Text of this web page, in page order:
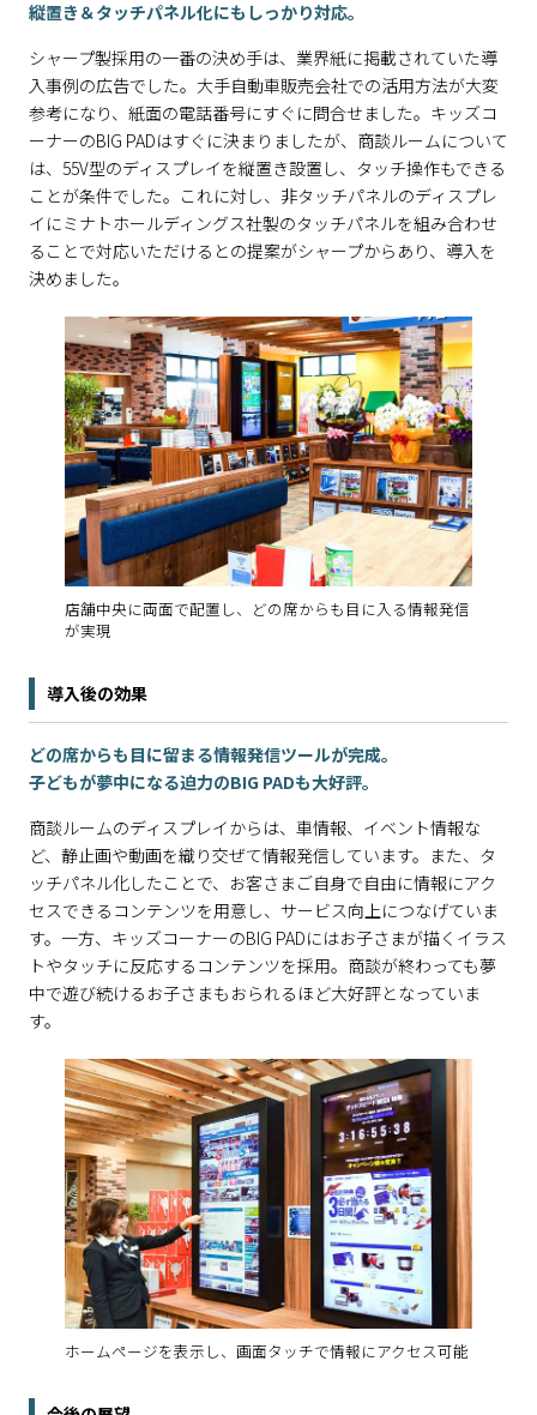
縦置き＆タッチパネル化にもしっかり対応。
シャープ製採用の一番の決め手は、業界紙に掲載されていた導
入事例の広告でした。大手自動車販売会社での活用方法が大変
参考になり、紙面の電話番号にすぐに問合せました。キッズコ
ーナーのBIG PADはすぐに決まりましたが、商談ルームについて
は、55V型のディスプレイを縦置き設置し、タッチ操作もできる
ことが条件でした。これに対し、非タッチパネルのディスプレ
イにミナトホールディングス社製のタッチパネルを組み合わせ
ることで対応いただけるとの提案がシャープからあり、導入を
決めました。
店舗中央に両面で配置し、どの席からも目に入る情報発信
が実現
導入後の効果
どの席からも目に留まる情報発信ツールが完成。
子どもが夢中になる迫力のBIG PADも大好評。
商談ルームのディスプレイからは、車情報、イベント情報な
ど、静止画や動画を織り交ぜて情報発信しています。また、タ
ッチパネル化したことで、お客さまご自身で自由に情報にアク
セスできるコンテンツを用意し、サービス向上につなげていま
す。一方、キッズコーナーのBIG PADにはお子さまが描くイラス
トやタッチに反応するコンテンツを採用。商談が終わっても夢
中で遊び続けるお子さまもおられるほど大好評となっていま
す。
ホームページを表示し、画面タッチで情報にアクセス可能